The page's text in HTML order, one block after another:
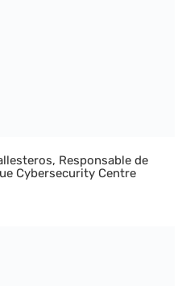
Responsable de
Cybersecurity Centre